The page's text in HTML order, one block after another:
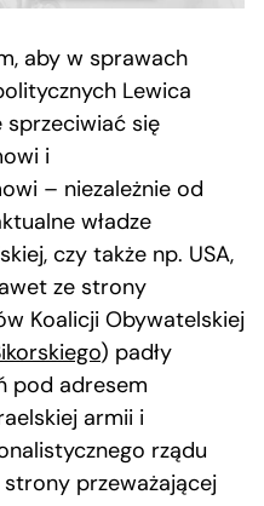
aby w sprawach
Lewica
sprzeciwiać się
i
– niezależnie od
władze
czy także np. USA,
ze strony
Koalicji Obywatelskiej
) padły
pod adresem
armii i
rządu
strony przeważającej